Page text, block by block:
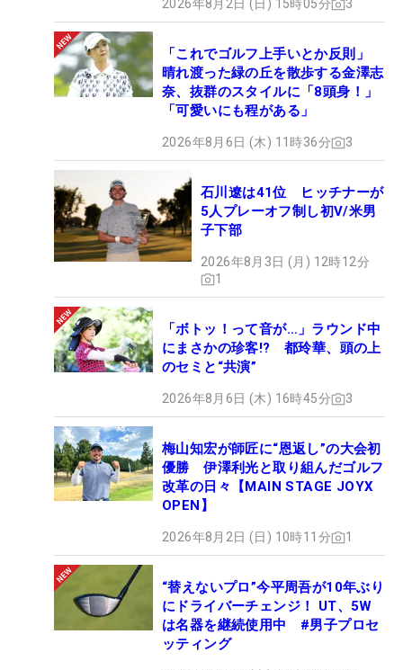
2026年8月2日 (日) 15時05分 3
「これでゴルフ上手いとか反則」
晴れ渡った緑の丘を散歩する金澤志
奈、抜群のスタイルに「8頭身！」
「可愛いにも程がある」
2026年8月6日 (木) 11時36分 3
石川遼は41位 ヒッチナーが
5人プレーオフ制し初V/米男
子下部
2026年8月3日 (月) 12時12分
1
「ボトッ！って音が…」ラウンド中
にまさかの珍客!? 都玲華、頭の上
のセミと“共演”
2026年8月6日 (木) 16時45分 3
梅山知宏が師匠に“恩返し”の大会初
優勝 伊澤利光と取り組んだゴルフ
改革の日々【MAIN STAGE JOYX
OPEN】
2026年8月2日 (日) 10時11分 1
“替えないプロ”今平周吾が10年ぶり
にドライバーチェンジ！ UT、5W
は名器を継続使用中 #男子プロセ
ッティング